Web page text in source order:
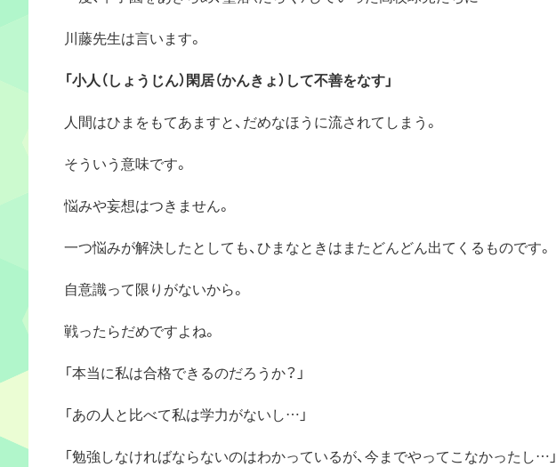
川藤先生は言います。
「小人（しょうじん）閑居（かんきょ）して不善をなす」
人間はひまをもてあますと、だめなほうに流されてしまう。
そういう意味です。
悩みや妄想はつきません。
一つ悩みが解決したとしても、ひまなときはまたどんどん出てくるものです。
自意識って限りがないから。
戦ったらだめですよね。
「本当に私は合格できるのだろうか？」
「あの人と比べて私は学力がないし…」
「勉強しなければならないのはわかっているが、今までやってこなかったし…」